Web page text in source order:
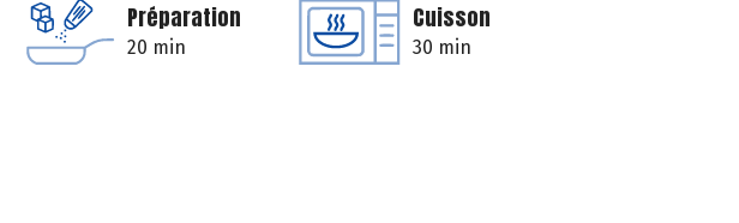
Préparation
20 min
Cuisson
30 min